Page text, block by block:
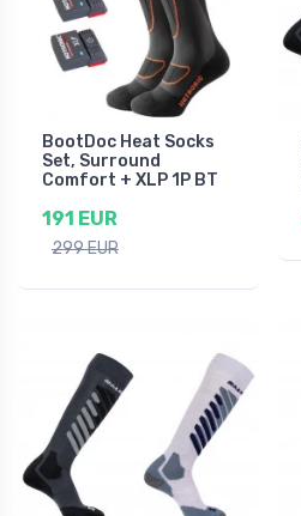
BootDoc Heat Socks
Set, Surround
Comfort + XLP 1P BT
191 EUR
299 EUR